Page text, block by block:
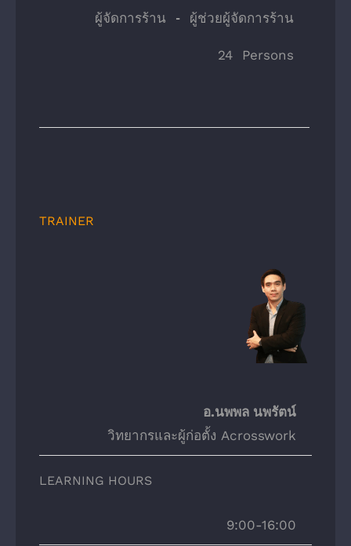
ผู้จัดการร้าน - ผู้ช่วยผู้จัดการร้าน
24 Persons
TRAINER
อ.นพพล นพรัตน์
วิทยากรและผู้ก่อตั้ง Acrosswork
LEARNING HOURS
9:00-16:00